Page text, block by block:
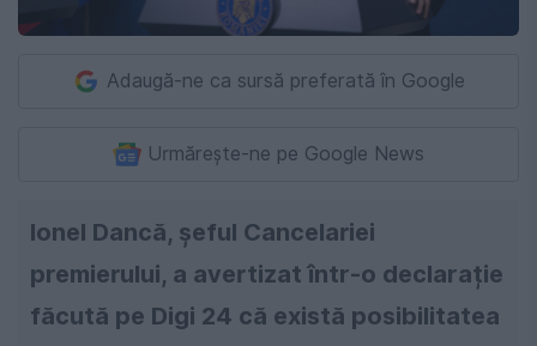
Adaugă-ne ca sursă preferată în Google
Urmărește-ne pe Google News
Ionel Dancă, șeful Cancelariei
premierului, a avertizat într-o declarație
făcută pe Digi 24 că există posibilitatea